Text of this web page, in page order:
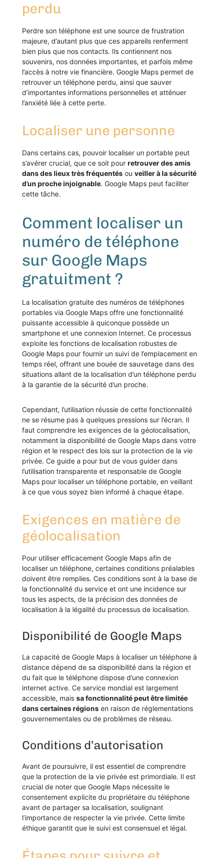
perdu
Perdre son téléphone est une source de frustration
majeure, d’autant plus que ces appareils renferment
bien plus que nos contacts. Ils contiennent nos
souvenirs, nos données importantes, et parfois même
l’accès à notre vie financière. Google Maps permet de
retrouver un téléphone perdu, ainsi que sauver
d’importantes informations personnelles et atténuer
l’anxiété liée à cette perte.
Localiser une personne
Dans certains cas, pouvoir localiser un portable peut
s’avérer crucial, que ce soit pour retrouver des amis
dans des lieux très fréquentésou veiller à la sécurité
d’un proche injoignable. Google Maps peut faciliter
cette tâche.
Comment localiser un
numéro de téléphone
sur Google Maps
gratuitment ?
La localisation gratuite des numéros de téléphones
portables via Google Maps offre une fonctionnalité
puissante accessible à quiconque possède un
smartphone et une connexion Internet. Ce processus
exploite les fonctions de localisation robustes de
Google Maps pour fournir un suivi de l’emplacement en
temps réel, offrant une bouée de sauvetage dans des
situations allant de la localisation d’un téléphone perdu
à la garantie de la sécurité d’un proche.
Cependant, l’utilisation réussie de cette fonctionnalité
ne se résume pas à quelques pressions sur l’écran. Il
faut comprendre les exigences de la géolocalisation,
notamment la disponibilité de Google Maps dans votre
région et le respect des lois sur la protection de la vie
privée. Ce guide a pour but de vous guider dans
l’utilisation transparente et responsable de Google
Maps pour localiser un téléphone portable, en veillant
à ce que vous soyez bien informé à chaque étape.
Exigences en matière de
géolocalisation
Pour utiliser efficacement Google Maps afin de
localiser un téléphone, certaines conditions préalables
doivent être remplies. Ces conditions sont à la base de
la fonctionnalité du service et ont une incidence sur
tous les aspects, de la précision des données de
localisation à la légalité du processus de localisation.
Disponibilité de Google Maps
La capacité de Google Maps à localiser un téléphone à
distance dépend de sa disponibilité dans la région et
du fait que le téléphone dispose d’une connexion
internet active. Ce service mondial est largement
accessible, mais sa fonctionnalité peut être limitée
dans certaines régionsen raison de réglementations
gouvernementales ou de problèmes de réseau.
Conditions d’autorisation
Avant de poursuivre, il est essentiel de comprendre
que la protection de la vie privée est primordiale. Il est
crucial de noter que Google Maps nécessite le
consentement explicite du propriétaire du téléphone
avant de partager sa localisation, soulignant
l’importance de respecter la vie privée. Cette limite
éthique garantit que le suivi est consensuel et légal.